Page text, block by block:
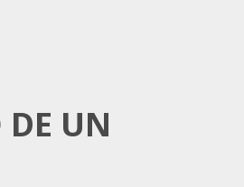
UN